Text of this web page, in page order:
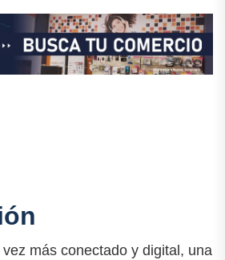
más conectado y digital, una